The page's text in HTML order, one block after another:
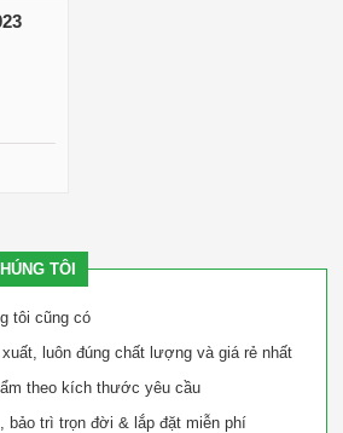
TÔI
tôi cũng có
luôn đúng chất lượng và giá rẻ nhất
theo kích thước yêu cầu
bảo trì trọn đời & lắp đặt miễn phí